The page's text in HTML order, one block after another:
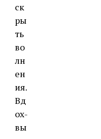
ск
ры
ть
во
лн
ен
ия.
Вд
ох-
вы